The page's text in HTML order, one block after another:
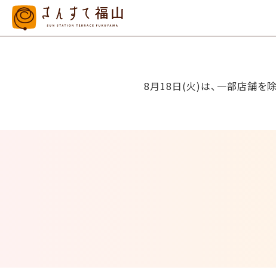
8月18日(火)は、一部店舗を除